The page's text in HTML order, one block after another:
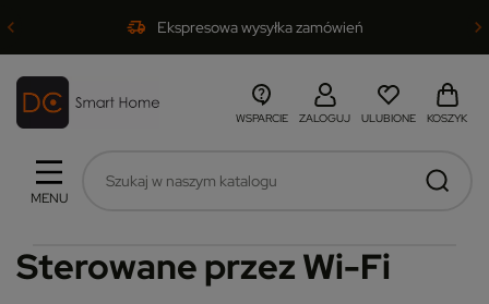
Ekspresowa wysyłka zamówień
MENU
WSPARCIE ZALOGUJ ULUBIONE KOSZYK
Sterowane przez Wi-Fi